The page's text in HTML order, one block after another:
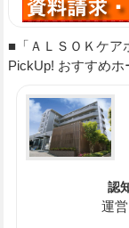
■「ＡＬＳＯＫケ
PickUp! おすすめホ
認
運